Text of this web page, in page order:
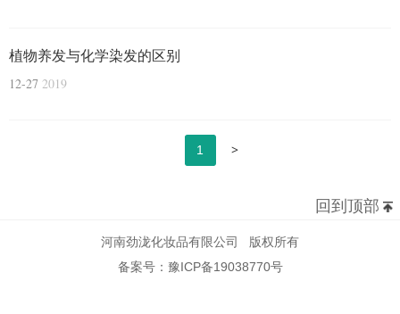
植物养发与化学染发的区别
12-27 2019
1 >
回到顶部
河南劲泷化妆品有限公司 版权所有
备案号：豫ICP备19038770号